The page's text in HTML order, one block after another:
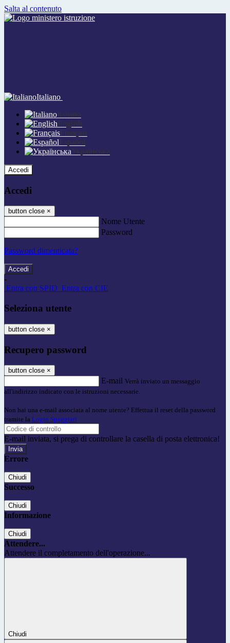
Salta al contenuto
Italiano
Italiano
English
Français
Español
Українська
Accedi
Accedi
button close ×
Nome Utente
Password
Password dimenticata?
-
Entra con SPID Entra con CIE
Seleziona utente
button close ×
Recupero password
button close ×
E-mail Verrà inviato un messaggio
all'indirizzo indicato con le istruzioni necessarie.
Non hai una e-mail associata al nome utente? Effettua il reset della password
tramite la Login Spaggiari
E-mail inviata, si prega di controllare la casella di posta elettronica!
Errore
Chiudi
Successo
Chiudi
Informazione
Chiudi
Attendere...
Attendere il completamento dell'operazione...
Chiudi